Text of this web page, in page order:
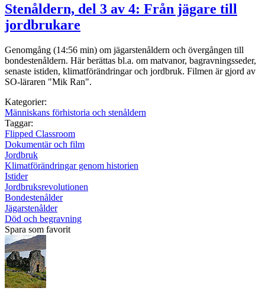
Stenåldern, del 3 av 4: Från jägare till
jordbrukare
Genomgång (14:56 min) om jägarstenåldern och övergången till
bondestenåldern. Här berättas bl.a. om matvanor, bagravningsseder,
senaste istiden, klimatförändringar och jordbruk. Filmen är gjord av
SO-läraren "Mik Ran".
Kategorier:
Människans förhistoria och stenåldern
Taggar:
Flipped Classroom
Dokumentär och film
Jordbruk
Klimatförändringar genom historien
Istider
Jordbruksrevolutionen
Bondestenålder
Jägarstenålder
Död och begravning
Spara som favorit